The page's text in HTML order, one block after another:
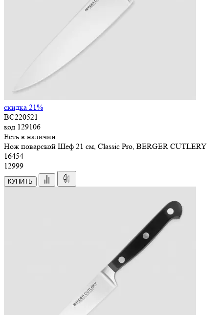
скидка 21%
BC220521
код 129106
Есть в наличии
Нож поварской Шеф 21 см, Classic Pro, BERGER CUTLERY
16454
12999
КУПИТЬ